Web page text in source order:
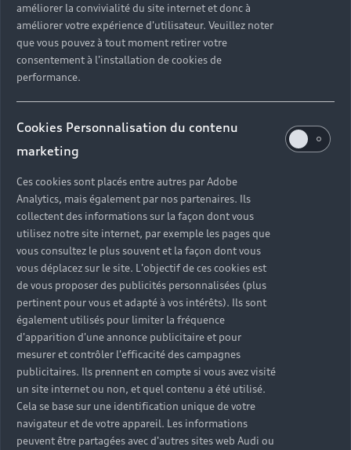
30
modèles 100% électriques et hybrides
Jusqu’à 750 km
d’autonomie sur les modèles Audi 100%
électriques
Jusqu’à 142km
d’autonomie sur les modèles Audi hybrides
rechargeables
améliorer la convivialité du site internet et donc à
améliorer votre expérience d'utilisateur. Veuillez noter
que vous pouvez à tout moment retirer votre
consentement à l'installation de cookies de
performance.
Cookies Personnalisation du contenu
marketing
Ces cookies sont placés entre autres par Adobe
Analytics, mais également par nos partenaires. Ils
collectent des informations sur la façon dont vous
utilisez notre site internet, par exemple les pages que
vous consultez le plus souvent et la façon dont vous
vous déplacez sur le site. L'objectif de ces cookies est
de vous proposer des publicités personnalisées (plus
pertinent pour vous et adapté à vos intérêts). Ils sont
également utilisés pour limiter la fréquence
d'apparition d'une annonce publicitaire et pour
mesurer et contrôler l'efficacité des campagnes
publicitaires. Ils prennent en compte si vous avez visité
un site internet ou non, et quel contenu a été utilisé.
Cela se base sur une identification unique de votre
navigateur et de votre appareil. Les informations
peuvent être partagées avec d'autres sites web Audi ou